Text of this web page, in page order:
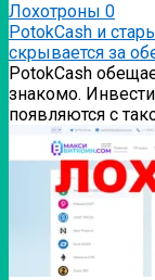
Лохотроны 0
PotokCash и
скрывается за
PotokCash
знакомо.
появляются с